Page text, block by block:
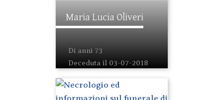
Maria Lucia Oliveri
Di anni 73
Deceduta il 03-07-2018